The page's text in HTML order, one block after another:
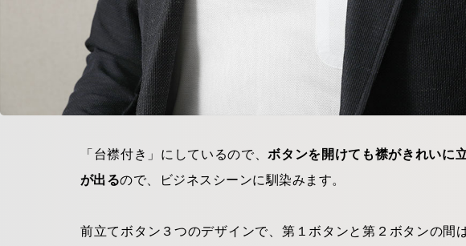
「台襟付き」にしているので、ボタンを開けても襟がきれいに
が出るので、ビジネスシーンに馴染みます。
前立てボタン３つのデザインで、第１ボタンと第２ボタンの間